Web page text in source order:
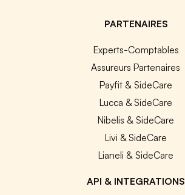
PARTENAIRES
Experts-Comptables
Assureurs Partenaires
Payfit & SideCare
Lucca & SideCare
Nibelis & SideCare
Livi & SideCare
Lianeli & SideCare
API & INTEGRATIONS